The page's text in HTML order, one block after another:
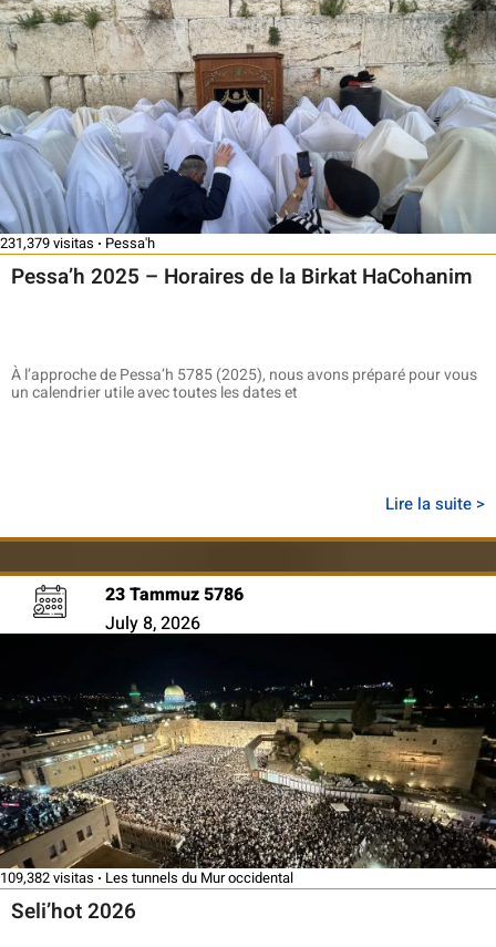
231,379 visitas Pessa'h
Pessa’h 2025 – Horaires de la Birkat HaCohanim
À l’approche de Pessa’h 5785 (2025), nous avons préparé pour vous
un calendrier utile avec toutes les dates et
Lire la suite >
23 Tammuz 5786
July 8, 2026
109,382 visitas Les tunnels du Mur occidental
Seli’hot 2026